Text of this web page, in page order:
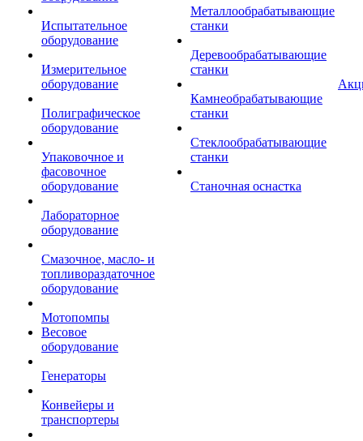
Испытательное
оборудование
Измерительное
оборудование
Полиграфическое
оборудование
Упаковочное и
фасовочное
оборудование
Лабораторное
оборудование
Смазочное, масло- и
топливораздаточное
оборудование
Мотопомпы
Весовое
оборудование
Генераторы
Конвейеры и
транспортеры
Металлообрабатывающие
станки
Деревообрабатывающие
станки
Камнеобрабатывающие
станки
Стеклообрабатывающие
станки
Станочная оснастка